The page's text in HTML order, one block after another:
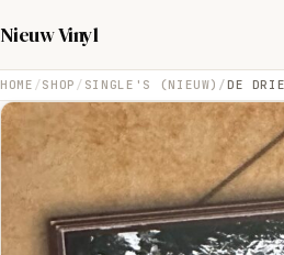
Nieuw Vinyl
HOME SHOP SINGLE'S (NIEUW) DE